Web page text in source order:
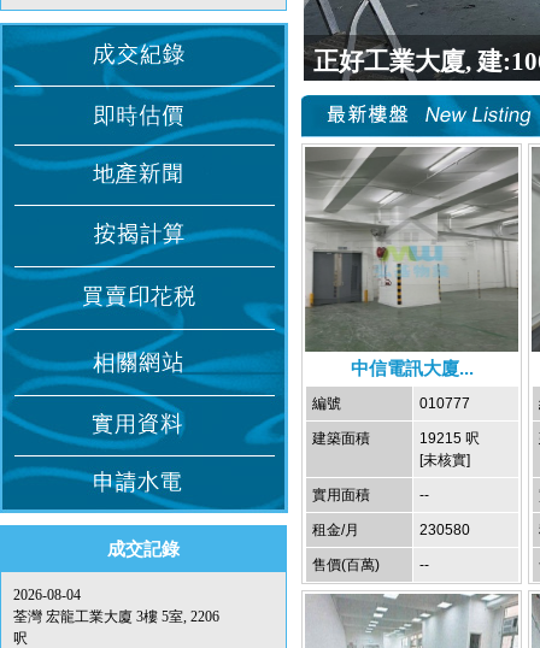
中信電訊大廈...
編號 010777
建築面積
19215 呎
[未核實]
實用面積 --
租金/月 230580
售價(百萬) --
成交記錄
2026-08-04
荃灣 宏龍工業大廈 3樓 5室, 2206
呎